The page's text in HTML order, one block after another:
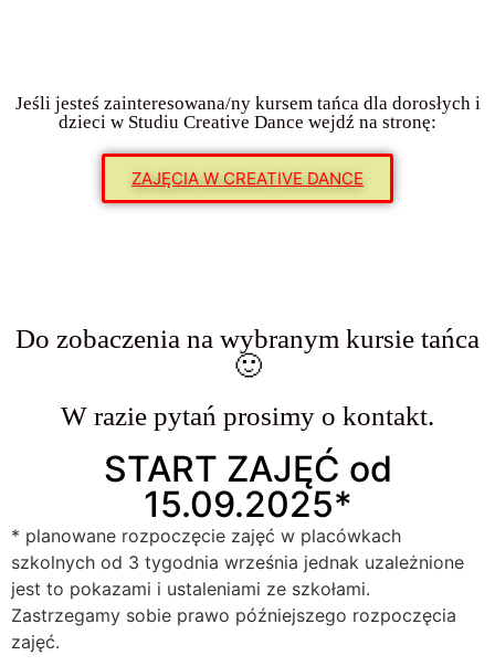
Jeśli jesteś zainteresowana/ny kursem tańca dla dorosłych i
dzieci w Studiu Creative Dance wejdź na stronę:
ZAJĘCIA W CREATIVE DANCE
Do zobaczenia na wybranym kursie tańca
🙂
W razie pytań prosimy o kontakt.
START ZAJĘĆ od
15.09.2025*
* planowane rozpoczęcie zajęć w placówkach
szkolnych od 3 tygodnia września jednak uzależnione
jest to pokazami i ustaleniami ze szkołami.
Zastrzegamy sobie prawo późniejszego rozpoczęcia
zajęć.